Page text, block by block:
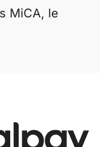
MiCA, le